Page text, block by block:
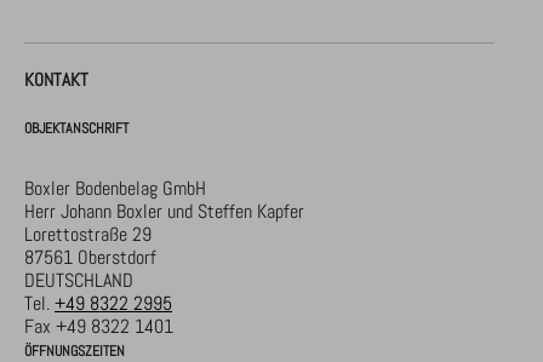
KONTAKT
OBJEKTANSCHRIFT
Boxler Bodenbelag GmbH
Herr Johann Boxler und Steffen Kapfer
Lorettostraße 29
87561 Oberstdorf
DEUTSCHLAND
Tel.+49 8322 2995
Fax +49 8322 1401
ÖFFNUNGSZEITEN